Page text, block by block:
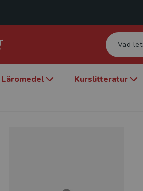
Läromedel Kurslitteratur